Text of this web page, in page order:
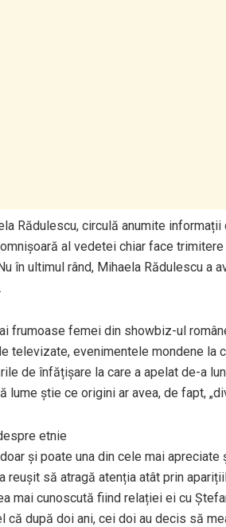
Rădulescu, circulă anumite
al vedetei chiar face
în ultimul rând, Mihaela Rădulescu a
frumoase femei din showbiz-ul
televizate, evenimentele mondene la
de înfățișare la care a apelat de-a
lume știe ce origini ar avea, de fapt,
etnie
și poate una din cele mai
reușit să atragă atenția atât prin
mai cunoscută fiind relației ei cu
că după doi ani, cei doi au decis să